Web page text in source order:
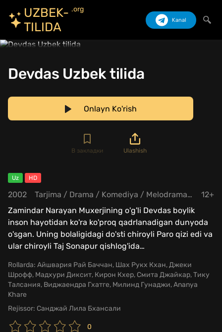
UZBEK-
TILIDA
.org
Kanal
Devdas Uzbek tilida
Onlayn Ko'rish
В закладки Ulashish
Uz HD
2002 Tarjima / Drama / Komediya / Melodrama/ Hind
12+
Zamindar Narayan Muxerjining o'g'li Devdas boylik
inson hayotidan ko'ra ko'proq qadrlanadigan dunyoda
o'sgan. Uning bolaligidagi do'sti chiroyli Paro qizi edi va
ular chiroyli Taj Sonapur qishlog'ida…
Rollarda: Айшвария Рай Баччан, Шах Рукх Кхан, Джеки
Шрофф, Мадхури Диксит, Кирон Кхер, Смита Джайкар, Тику
Талсания, Виджаендра Гхатге, Милинд Гунаджи, Ananya
Khare
Rejissor: Санджай Лила Бхансали
0